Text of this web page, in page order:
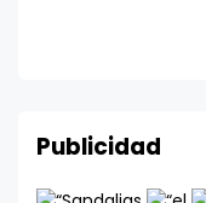
Publicidad